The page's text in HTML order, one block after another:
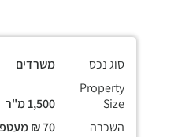
סוג נכס
משרדים
Property
Size
השכרה